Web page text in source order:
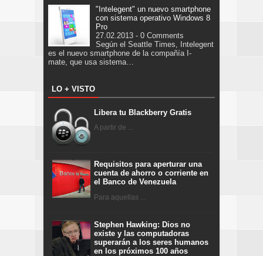
"Intelegent" un nuevo smartphone
con sistema operativo Windows 8
Pro
27.02.2013 - 0 Comments
Según el Seattle Times, Intelegent
es el nuevo smartphone de la compañía I-
mate, que usa sistema…
LO + VISTO
Libera tu Blackberry Gratis
A partir de ...
Requisitos para aperturar una
cuenta de ahorro o corriente en
el Banco de Venezuela
Para aquellas ...
Stephen Hawking: Dios no
existe y las computadoras
superarán a los seres humanos
en los próximos 100 años